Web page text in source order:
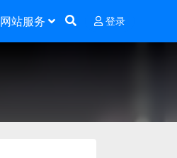
网站服务 登录